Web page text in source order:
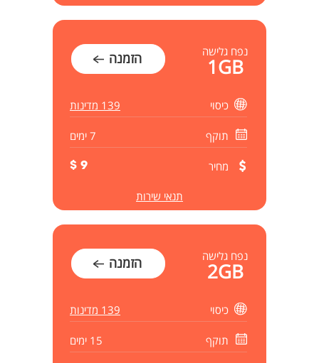
נפח גלישה
1GB הזמנה
כיסוי 139 מדינות
תוקף 7 ימים
מחיר 9 $
תנאי שירות
נפח גלישה
2GB הזמנה
כיסוי 139 מדינות
תוקף 15 ימים